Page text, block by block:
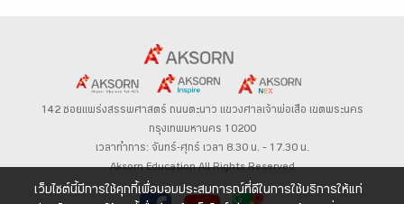
142 ซอยแพร่งสรรพศาสตร์ ถนนตะนาว แขวงศาลเจ้าพ่อเสือ เขตพระนคร
กรุงเทพมหานคร 10200
เวลาทำการ: จันทร์-ศุกร์ เวลา 8.30 น. – 17.30 น.
Aksorn Education All Rights Reserved
เว็บไซต์นี้มีการใช้คุกกี้เพื่อมอบประสบการณ์ที่ดีในการใช้บริการให้แก่